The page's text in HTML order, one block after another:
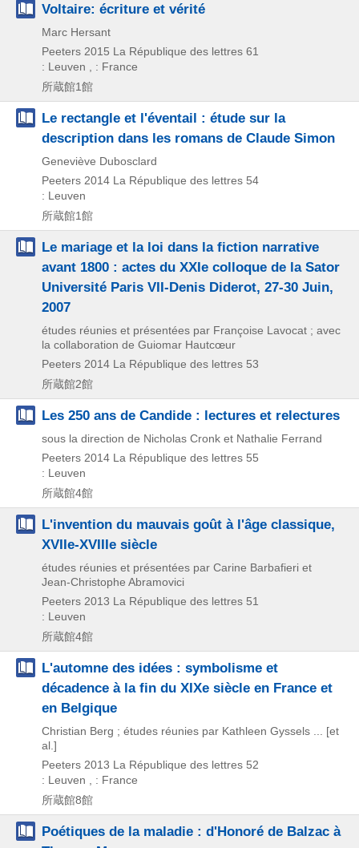
Voltaire: écriture et vérité
Marc Hersant
Peeters 2015 La République des lettres 61
: Leuven , : France
所蔵館1館
Le rectangle et l'éventail : étude sur la
description dans les romans de Claude Simon
Geneviève Dubosclard
Peeters 2014 La République des lettres 54
: Leuven
所蔵館1館
Le mariage et la loi dans la fiction narrative
avant 1800 : actes du XXIe colloque de la Sator
Université Paris VII-Denis Diderot, 27-30 Juin,
2007
études réunies et présentées par Françoise Lavocat ; avec
la collaboration de Guiomar Hautcœur
Peeters 2014 La République des lettres 53
所蔵館2館
Les 250 ans de Candide : lectures et relectures
sous la direction de Nicholas Cronk et Nathalie Ferrand
Peeters 2014 La République des lettres 55
: Leuven
所蔵館4館
L'invention du mauvais goût à l'âge classique,
XVIIe-XVIIIe siècle
études réunies et présentées par Carine Barbafieri et
Jean-Christophe Abramovici
Peeters 2013 La République des lettres 51
: Leuven
所蔵館4館
L'automne des idées : symbolisme et
décadence à la fin du XIXe siècle en France et
en Belgique
Christian Berg ; études réunies par Kathleen Gyssels ... [et
al.]
Peeters 2013 La République des lettres 52
: Leuven , : France
所蔵館8館
Poétiques de la maladie : d'Honoré de Balzac à